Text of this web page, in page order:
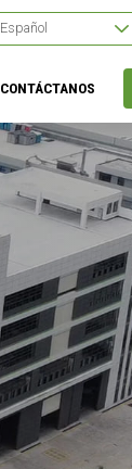
Español
CONTÁCTANOS